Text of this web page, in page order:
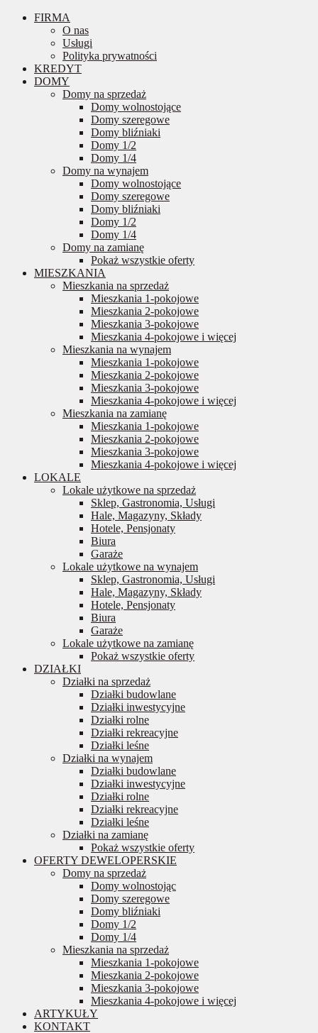
FIRMA
O nas
Usługi
Polityka prywatności
KREDYT
DOMY
Domy na sprzedaż
Domy wolnostojące
Domy szeregowe
Domy bliźniaki
Domy 1/2
Domy 1/4
Domy na wynajem
Domy wolnostojące
Domy szeregowe
Domy bliźniaki
Domy 1/2
Domy 1/4
Domy na zamianę
Pokaż wszystkie oferty
MIESZKANIA
Mieszkania na sprzedaż
Mieszkania 1-pokojowe
Mieszkania 2-pokojowe
Mieszkania 3-pokojowe
Mieszkania 4-pokojowe i więcej
Mieszkania na wynajem
Mieszkania 1-pokojowe
Mieszkania 2-pokojowe
Mieszkania 3-pokojowe
Mieszkania 4-pokojowe i więcej
Mieszkania na zamianę
Mieszkania 1-pokojowe
Mieszkania 2-pokojowe
Mieszkania 3-pokojowe
Mieszkania 4-pokojowe i więcej
LOKALE
Lokale użytkowe na sprzedaż
Sklep, Gastronomia, Usługi
Hale, Magazyny, Składy
Hotele, Pensjonaty
Biura
Garaże
Lokale użytkowe na wynajem
Sklep, Gastronomia, Usługi
Hale, Magazyny, Składy
Hotele, Pensjonaty
Biura
Garaże
Lokale użytkowe na zamianę
Pokaż wszystkie oferty
DZIAŁKI
Działki na sprzedaż
Działki budowlane
Działki inwestycyjne
Działki rolne
Działki rekreacyjne
Działki leśne
Działki na wynajem
Działki budowlane
Działki inwestycyjne
Działki rolne
Działki rekreacyjne
Działki leśne
Działki na zamianę
Pokaż wszystkie oferty
OFERTY DEWELOPERSKIE
Domy na sprzedaż
Domy wolnostojąc
Domy szeregowe
Domy bliźniaki
Domy 1/2
Domy 1/4
Mieszkania na sprzedaż
Mieszkania 1-pokojowe
Mieszkania 2-pokojowe
Mieszkania 3-pokojowe
Mieszkania 4-pokojowe i więcej
ARTYKUŁY
KONTAKT